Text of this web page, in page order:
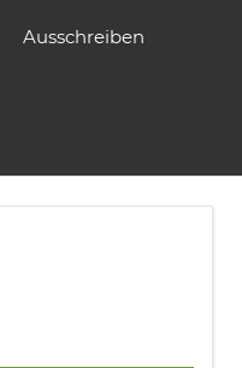
Ausschreiben